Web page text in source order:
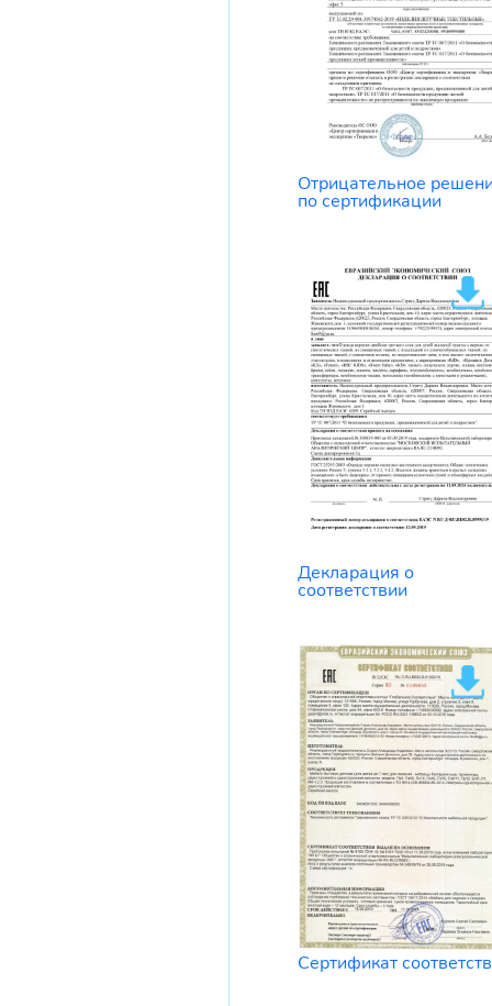
Отрицательное
по сертификации
Декларация о
соответствии
Сертификат